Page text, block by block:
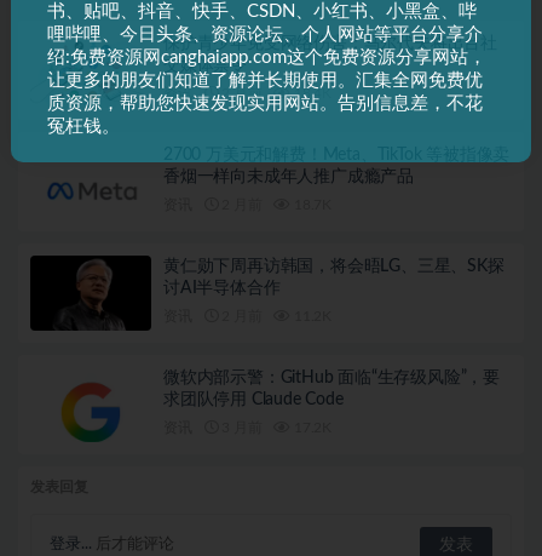
保护青少年免受网络伤害：马尔代夫将出台社
交媒体禁令
资讯 2 月前 18.4K
香烟一样向未成年人推广成瘾产品
黄仁勋下周再访韩国，将会晤LG、三星、SK探
讨AI半导体合作
微软内部示警：GitHub 面临“生存级风险”，要
求团队停用 Claude Code
登录... 后才能评论
书、贴吧、抖音、快手、CSDN、小红书、小黑盒、哔
哩哔哩、今日头条、资源论坛、个人网站等平台分享介
绍:免费资源网canghaiapp.com这个免费资源分享网站，
让更多的朋友们知道了解并长期使用。汇集全网免费优
质资源，帮助您快速发现实用网站。告别信息差，不花
冤枉钱。